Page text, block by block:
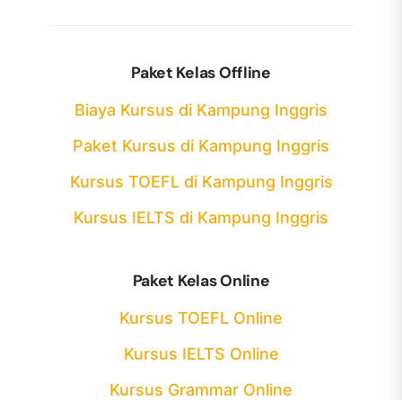
Paket Kelas Offline
Biaya Kursus di Kampung Inggris
Paket Kursus di Kampung Inggris
Kursus TOEFL di Kampung Inggris
Kursus IELTS di Kampung Inggris
Paket Kelas Online
Kursus TOEFL Online
Kursus IELTS Online
Kursus Grammar Online